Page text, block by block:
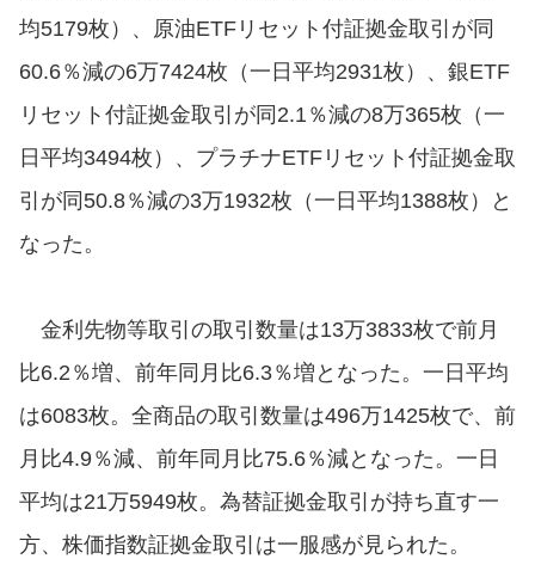
均5179枚）、原油ETFリセット付証拠金取引が同
60.6％減の6万7424枚（一日平均2931枚）、銀ETF
リセット付証拠金取引が同2.1％減の8万365枚（一
日平均3494枚）、プラチナETFリセット付証拠金取
引が同50.8％減の3万1932枚（一日平均1388枚）と
なった。
金利先物等取引の取引数量は13万3833枚で前月
比6.2％増、前年同月比6.3％増となった。一日平均
は6083枚。全商品の取引数量は496万1425枚で、前
月比4.9％減、前年同月比75.6％減となった。一日
平均は21万5949枚。為替証拠金取引が持ち直す一
方、株価指数証拠金取引は一服感が見られた。